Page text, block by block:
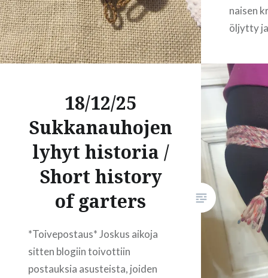
naisen
öljytty
ovat
tärkeitä,
kalliita
18/12/25
Sukkanauhojen
lyhyt historia /
Short history
of garters
*Toivepostaus* Joskus aikoja
sitten blogiin toivottiin
postauksia asusteista, joiden